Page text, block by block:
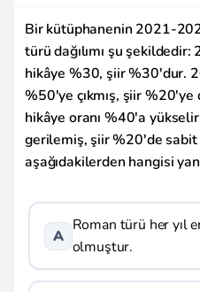
Bir kütüphanenin 2021-
türü dağılımı şu
hikâye %30, şiir %30'dur.
%50'ye çıkmış, şiir
hikâye oranı %40'a
gerilemiş, şiir %20'de sabit
aşağıdakilerden hangisi
A
Roman türü her yıl
olmuştur.